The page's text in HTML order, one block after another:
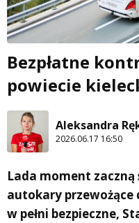
Bezpłatne
powiecie
Aleksandra
2026.06.17 16:50
Lada moment
autokary przewożące
w pełni bezpieczne,